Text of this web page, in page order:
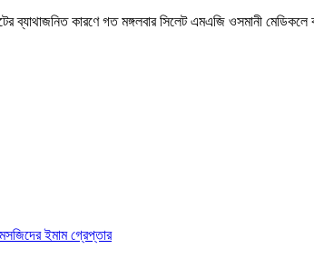
ব্যাথাজনিত কারণে গত মঙ্গলবার সিলেট এমএজি ওসমানী
ইমাম গ্রেপ্তার